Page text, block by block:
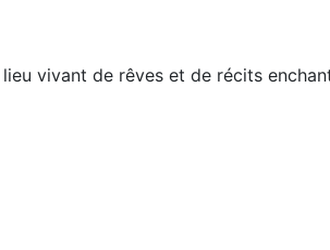
vivant de rêves et de récits